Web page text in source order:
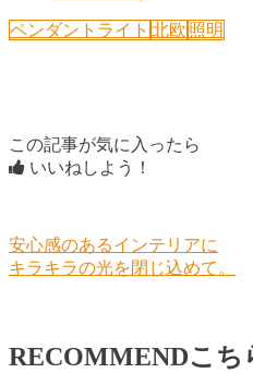
ペンダントライト 北欧 照明
この記事が気に入ったら
いいねしよう！
安心感のあるインテリアに
キラキラの光を閉じ込めて。
RECOMMENDこち